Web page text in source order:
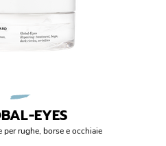
EYES
rughe, borse e occhiaie